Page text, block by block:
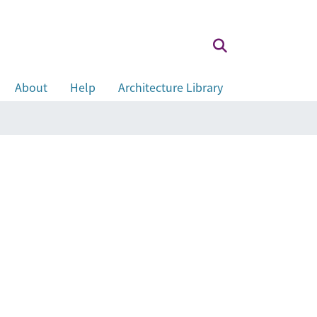
About Help
Architecture Library